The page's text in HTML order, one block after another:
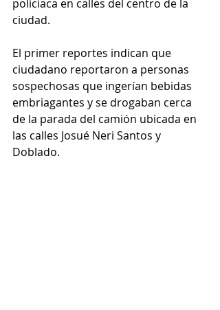
policiaca en calles del centro de la
ciudad.
El primer reportes indican que
ciudadano reportaron a personas
sospechosas que ingerían bebidas
embriagantes y se drogaban cerca
de la parada del camión ubicada en
las calles Josué Neri Santos y
Doblado.